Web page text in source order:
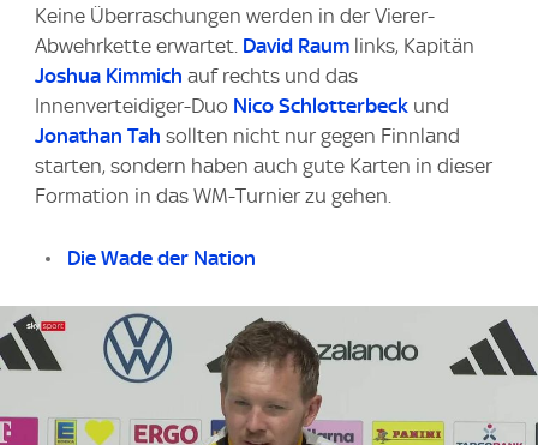
Keine Überraschungen werden in der Vierer-
Abwehrkette erwartet. David Raum links, Kapitän
Joshua Kimmich auf rechts und das
Innenverteidiger-Duo Nico Schlotterbeck und
Jonathan Tah sollten nicht nur gegen Finnland
starten, sondern haben auch gute Karten in dieser
Formation in das WM-Turnier zu gehen.
Die Wade der Nation